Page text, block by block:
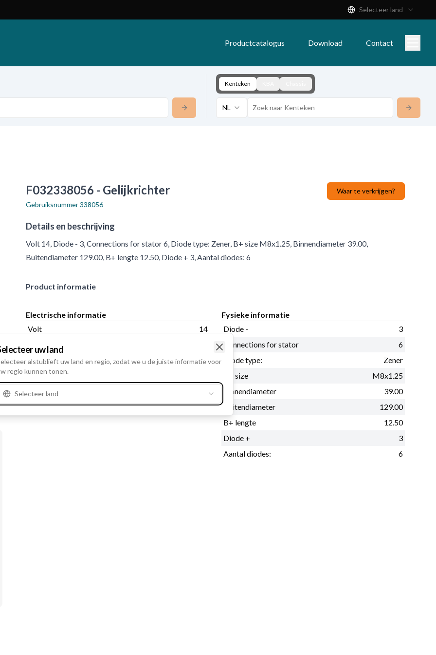
Selecteer land
Productcatalogus Download Contact
Kenteken
NL
F032338056 - Gelijkrichter
Waar te verkrijgen?
Gebruiksnummer338056
Details en beschrijving
Volt 14, Diode - 3, Connections for stator 6, Diode type: Zener, B+ size M8x1.25, Binnendiameter 39.00,
Buitendiameter 129.00, B+ lengte 12.50, Diode + 3, Aantal diodes: 6
Product informatie
Electrische informatie
Volt
14
Fysieke informatie
Diode -
3
Connections for stator
6
Diode type:
Zener
B+ size
M8x1.25
Binnendiameter
39.00
Buitendiameter
129.00
B+ lengte
12.50
Diode +
3
Aantal diodes:
6
uw land
alstublieft uw land en regio, zodat we u de juiste informatie voor
regio kunnen tonen.
Selecteer land
Close